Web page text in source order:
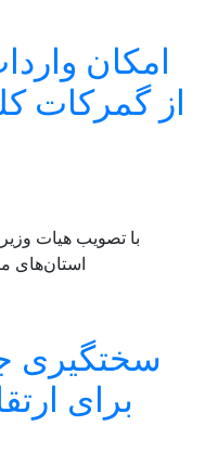
امکان
از گمرکات
با تصویب هیات
استان‌های
سختگیری
برای